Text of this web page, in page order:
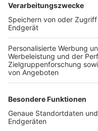
TOP-VEREINE
TOP-PARTNER